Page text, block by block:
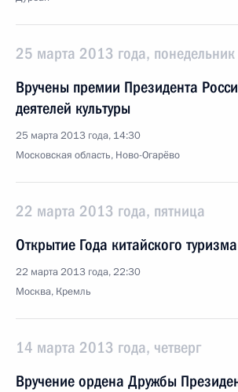
25 марта 2013 года, понедельник
Вручены премии Президента
деятелей культуры
25 марта 2013 года, 14:30
Московская область, Ново-Огарёво
22 марта 2013 года, пятница
Открытие Года китайского
22 марта 2013 года, 22:30
Москва, Кремль
14 марта 2013 года, четверг
Вручение ордена Дружбы